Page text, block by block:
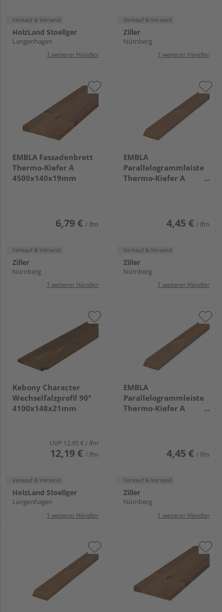
Verkauf & Versand
HolzLand Stoellger
Langenhagen
1 weiterer Händler
Verkauf & Versand
Ziller
Nürnberg
1 weiterer Händler
EMBLA Fassadenbrett
Thermo-Kiefer A
4500x140x19mm
6,79 € / lfm
Verkauf & Versand
Ziller
Nürnberg
1 weiterer Händler
EMBLA
Parallelogrammleiste
Thermo-Kiefer A
4,45 € / lfm
Verkauf & Versand
Ziller
Nürnberg
1 weiterer Händler
Kebony Character
Wechselfalzprofil 90°
4100x148x21mm
UVP 12,95 €/ lfm
12,19 € / lfm
Verkauf & Versand
HolzLand Stoellger
Langenhagen
1 weiterer Händler
EMBLA
Parallelogrammleiste
Thermo-Kiefer A
4,45 € / lfm
Verkauf & Versand
Ziller
Nürnberg
1 weiterer Händler